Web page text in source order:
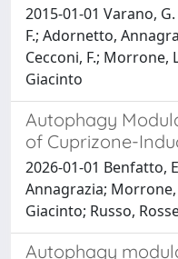
2015-01-01 Varano,
F.; Adornetto,
Cecconi, F.; Morrone,
Giacinto
Autophagy
of Cuprizone-
2026-01-01 Benfatto,
Annagrazia;
Giacinto; Russo,
Autophagy